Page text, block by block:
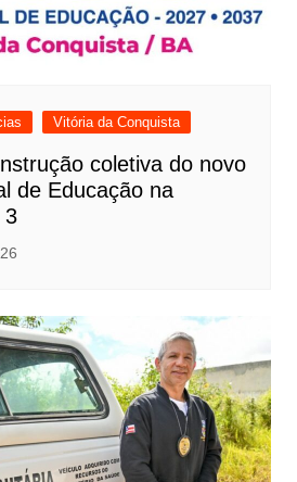
Vitória da Conquista
coletiva do novo
de Educação na
3